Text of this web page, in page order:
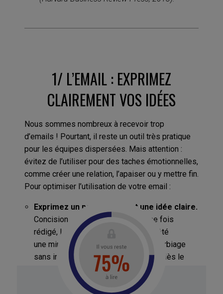
1/ L’EMAIL : EXPRIMEZ
CLAIREMENT VOS IDÉES
Nous sommes nombreux à recevoir trop
d’emails ! Pourtant, il reste un outil très pratique
pour les équipes dispersées. Mais attention :
évitez de l’utiliser pour des taches émotionnelles,
comme créer une relation, l’apaiser ou y mettre fin.
Pour optimiser l’utilisation de votre email :
Exprimez un point de vue et une idée claire.
Concision et clarté vont de pair. Une fois
rédigé, laissez votre message de côté
une minute, puis supprimez tout le verbiage
sans intérêt. Énoncez votre intention dès le
début si possible, pour éviter de donner une
impression de guet-apens.